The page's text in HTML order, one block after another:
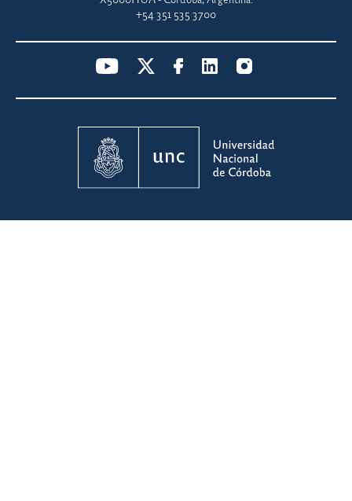
+54 351 535 3700